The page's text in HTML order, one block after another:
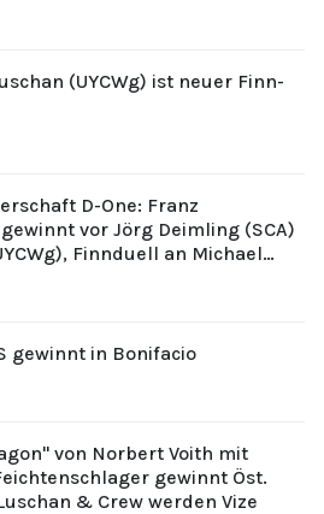
(UYCWg) ist neuer Finn-
D-One: Franz
vor Jörg Deimling (SCA)
Finnduell an Michael
gewinnt in Bonifacio
von Norbert Voith mit
gewinnt Öst.
& Crew werden Vize